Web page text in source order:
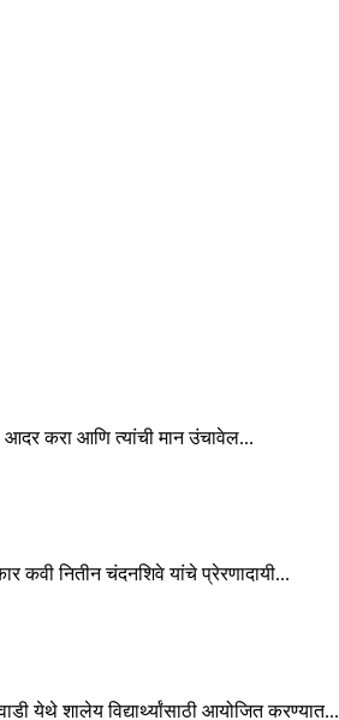
आदर करा आणि त्यांची मान उंचावेल...
कवी नितीन चंदनशिवे यांचे प्रेरणादायी...
येथे शालेय विद्यार्थ्यांसाठी आयोजित करण्यात...